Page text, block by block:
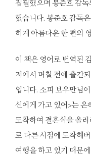
집필했으며 봉준호 감
했습니다. 봉준호 감독
히게 아름다운 한 편의
이 책은 영어로 번역된
저에서 며칠 전에 출간
입니다. 소피 보우만님
신에게 가고 있어>는 은
도착하여 결혼식을 올
로 다른 시점에 도착해
여행을 하고 있기 때문